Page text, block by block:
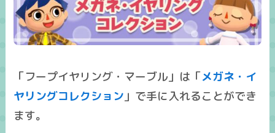
「フープイヤリング・マーブル」は「メガネ・イ
ヤリングコレクション 」で手に入れることができ
ます。